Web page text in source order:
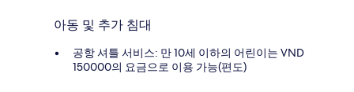
아동 및 추가 침대
공항 셔틀 서비스: 만 10세 이하의 어린이는 VND
150000의 요금으로 이용 가능(편도)